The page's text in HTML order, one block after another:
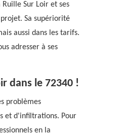
Sur Loir et ses
Sa supériorité
aussi dans les tarifs.
adresser à ses
dans le 72340 !
problèmes
et d'infiltrations. Pour
en la